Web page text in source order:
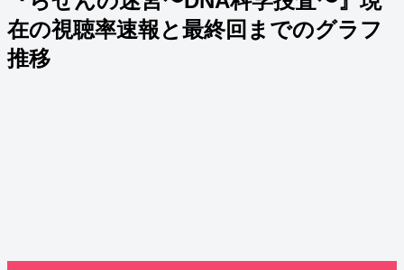
在の視聴率速報と最終回までのグラフ
推移